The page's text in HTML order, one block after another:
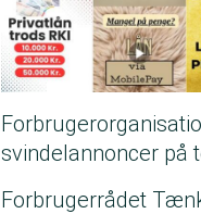
svindelannoncer på
Forbrugerrådet